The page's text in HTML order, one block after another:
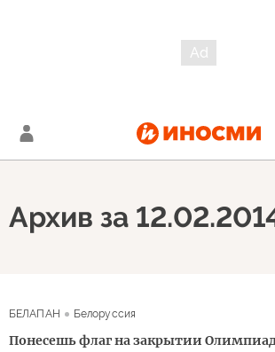
Архив за
БЕЛАПАН Белоруссия
Понесешь флаг на закрытии